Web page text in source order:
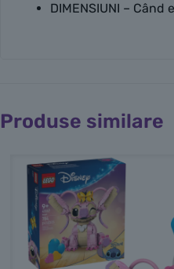
DIMENSIUNI –
Produse similare